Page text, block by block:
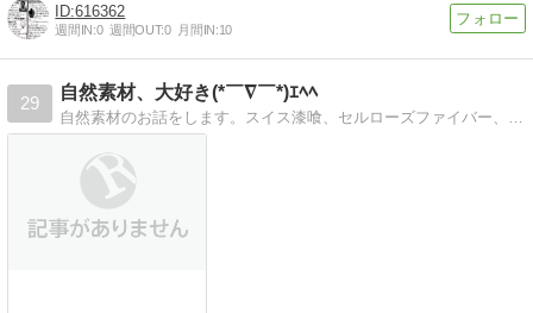
616362
週間IN:0 週間OUT:0 月間IN:10
29
自然素材、大好き(*￣∇￣*)ｴﾍﾍ
自然素材のお話をします。スイス漆喰、セルローズファイバー、ルナファーザー、ヘルスコキュア、無垢材